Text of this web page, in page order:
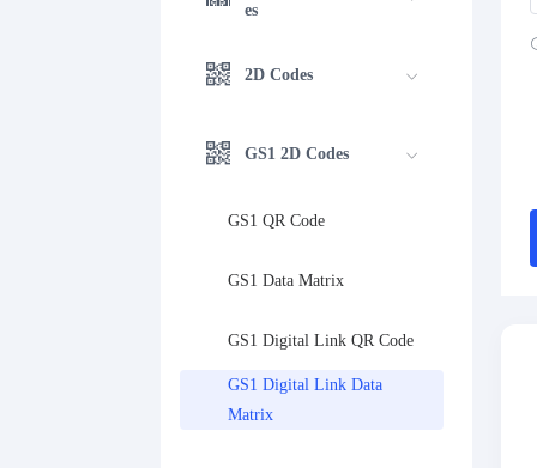
es
2D Codes
GS1 2D Codes
GS1 QR Code
GS1 Data Matrix
GS1 Digital Link QR Code
GS1 Digital Link Data
Matrix